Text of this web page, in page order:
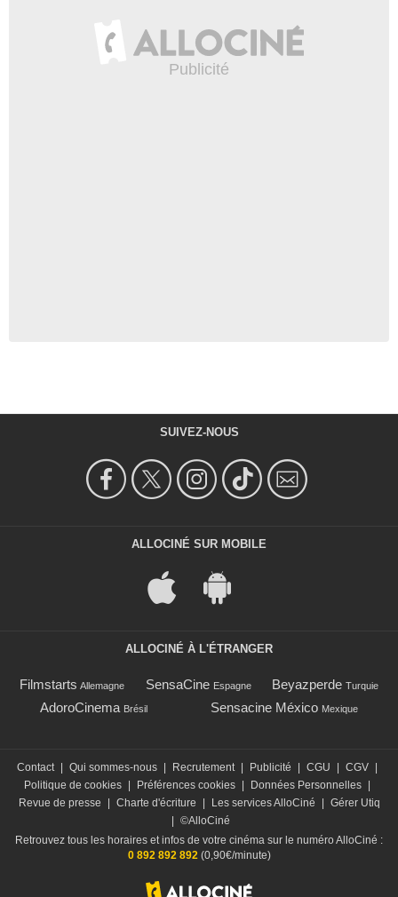
SUIVEZ-NOUS
ALLOCINÉ SUR MOBILE
ALLOCINÉ À L'ÉTRANGER
Filmstarts Allemagne SensaCine Espagne Beyazperde Turquie
AdoroCinema Brésil Sensacine México Mexique
Contact Qui sommes-nous Recrutement Publicité CGU CGV
Politique de cookies
Préférences cookies Données Personnelles
Revue de presse
Charte d'écriture Les services AlloCiné
Gérer Utiq
©AlloCiné
Retrouvez tous les horaires et infos de votre cinéma sur le numéro AlloCiné :
0 892 892 892(0,90€/minute)